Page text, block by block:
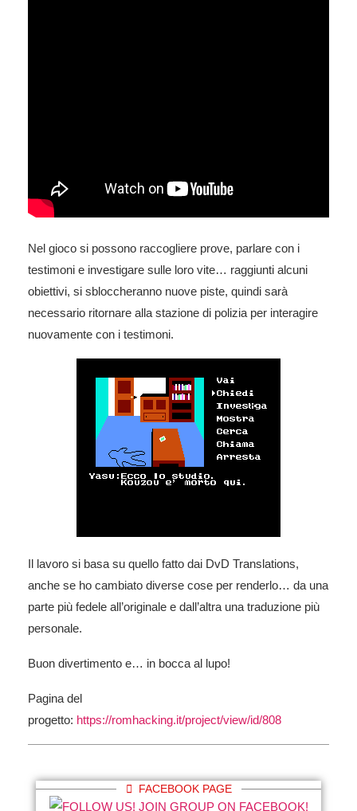
Nel gioco si possono raccogliere prove, parlare con i
testimoni e investigare sulle loro vite… raggiunti alcuni
obiettivi, si sbloccheranno nuove piste, quindi sarà
necessario ritornare alla stazione di polizia per interagire
nuovamente con i testimoni.
Il lavoro si basa su quello fatto dai DvD Translations,
anche se ho cambiato diverse cose per renderlo… da una
parte più fedele all’originale e dall’altra una traduzione più
personale.
Buon divertimento e… in bocca al lupo!
Pagina del
progetto: https://romhacking.it/project/view/id/808
FACEBOOK PAGE